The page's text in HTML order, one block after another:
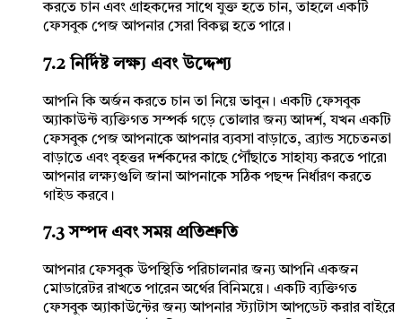
করতে চান এবং গ্রাহকদের সাথে যুক্ত হতে চান, তাহলে একটি
ফেসবুক পেজ আপনার সেরা বিকল্প হতে পারে।
7.2 নির্দিষ্ট লক্ষ্য এবং উদ্দেশ্য
আপনি কি অর্জন করতে চান তা নিয়ে ভাবুন। একটি ফেসবুক
অ্যাকাউন্ট ব্যক্তিগত সম্পর্ক গড়ে তোলার জন্য আদর্শ, যখন একটি
ফেসবুক পেজ আপনাকে আপনার ব্যবসা বাড়াতে, ব্র্যান্ড সচেতনতা
বাড়াতে এবং বৃহত্তর দর্শকদের কাছে পৌঁছাতে সাহায্য করতে পারে৷
আপনার লক্ষ্যগুলি জানা আপনাকে সঠিক পছন্দ নির্ধারণ করতে
গাইড করবে।
7.3 সম্পদ এবং সময় প্রতিশ্রুতি
আপনার ফেসবুক উপস্থিতি পরিচালনার জন্য আপনি একজন
মোডারেটর রাখতে পারেন অর্থের বিনিময়ে। একটি ব্যক্তিগত
ফেসবুক অ্যাকাউন্টের জন্য আপনার স্ট্যাটাস আপডেট করার বাইরে